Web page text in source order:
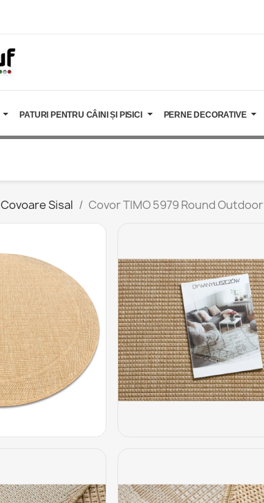
PATURI PENTRU CÂINI ȘI PISICI PERNE DECORATIVE
Covoare Sisal Covor TIMO 5979 Round Outdoor